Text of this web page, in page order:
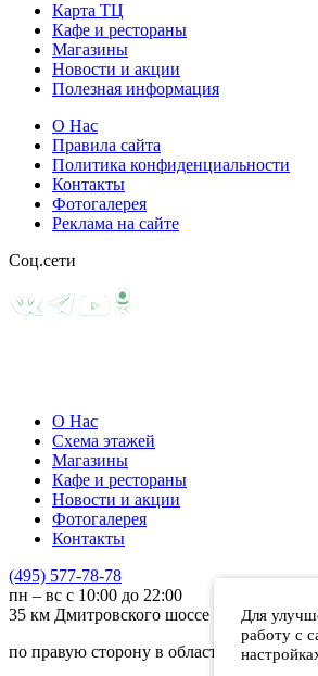
Карта ТЦ
Кафе и рестораны
Магазины
Новости и акции
Полезная информация
О Нас
Правила сайта
Политика конфиденциальности
Контакты
Фотогалерея
Реклама на сайте
Соц.сети
Для
работу с
О Нас
Схема этажей
Магазины
Кафе и рестораны
Новости и акции
Фотогалерея
Контакты
(495) 577-78-78
пн – вс с 10:00 до 22:00
35 км Дмитровского шоссе
по правую сторону в область